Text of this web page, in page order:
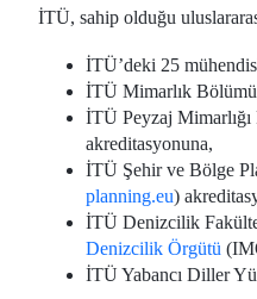
İTÜ, sahip olduğu
İTÜ’deki 25
İTÜ Mimarlık
İTÜ Peyzaj
akreditasyonuna,
İTÜ Şehir ve Bölge
planning.eu)
İTÜ Denizcilik
Denizcilik Örgütü
İTÜ Yabancı Diller